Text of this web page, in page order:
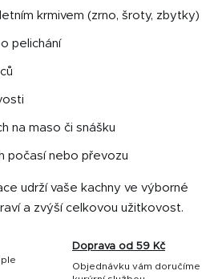
krmivem (zrno, šroty, zbytky)
pelichání
na maso či snášku
počasí nebo převozu
udrží vaše kachny ve výborné
a zvýší celkovou užitkovost.
Doprava od 59 Kč
Objednávku vám doručíme